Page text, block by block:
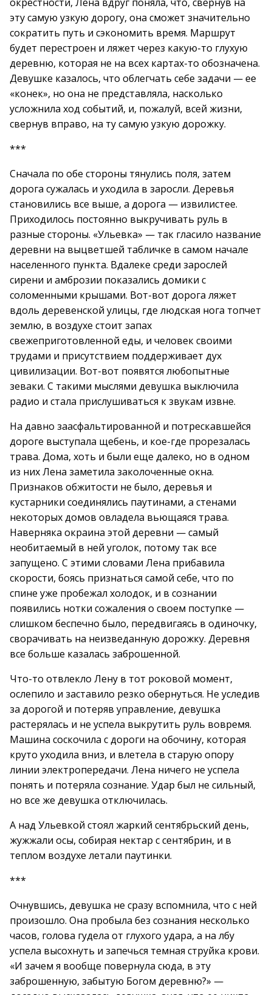
эту самую узкую дорогу, она сможет значительно
сократить путь и сэкономить время. Маршрут
будет перестроен и ляжет через какую-то глухую
деревню, которая не на всех картах-то обозначена.
Девушке казалось, что облегчать себе задачи — ее
«конек», но она не представляла, насколько
усложнила ход событий, и, пожалуй, всей жизни,
свернув вправо, на ту самую узкую дорожку.
***
Сначала по обе стороны тянулись поля, затем
дорога сужалась и уходила в заросли. Деревья
становились все выше, а дорога — извилистее.
Приходилось постоянно выкручивать руль в
разные стороны. «Ульевка» — так гласило название
деревни на выцветшей табличке в самом начале
населенного пункта. Вдалеке среди зарослей
сирени и амброзии показались домики с
соломенными крышами. Вот-вот дорога ляжет
вдоль деревенской улицы, где людская нога топчет
землю, в воздухе стоит запах
свежеприготовленной еды, и человек своими
трудами и присутствием поддерживает дух
цивилизации. Вот-вот появятся любопытные
зеваки. С такими мыслями девушка выключила
радио и стала прислушиваться к звукам извне.
На давно заасфальтированной и потрескавшейся
дороге выступала щебень, и кое-где прорезалась
трава. Дома, хоть и были еще далеко, но в одном
из них Лена заметила заколоченные окна.
Признаков обжитости не было, деревья и
кустарники соединялись паутинами, а стенами
некоторых домов овладела вьющаяся трава.
Наверняка окраина этой деревни — самый
необитаемый в ней уголок, потому так все
запущено. С этими словами Лена прибавила
скорости, боясь признаться самой себе, что по
спине уже пробежал холодок, и в сознании
появились нотки сожаления о своем поступке —
слишком беспечно было, передвигаясь в одиночку,
сворачивать на неизведанную дорожку. Деревня
все больше казалась заброшенной.
Что-то отвлекло Лену в тот роковой момент,
ослепило и заставило резко обернуться. Не уследив
за дорогой и потеряв управление, девушка
растерялась и не успела выкрутить руль вовремя.
Машина соскочила с дороги на обочину, которая
круто уходила вниз, и влетела в старую опору
линии электропередачи. Лена ничего не успела
понять и потеряла сознание. Удар был не сильный,
но все же девушка отключилась.
А над Ульевкой стоял жаркий сентябрьский день,
жужжали осы, собирая нектар с сентябрин, и в
теплом воздухе летали паутинки.
***
Очнувшись, девушка не сразу вспомнила, что с ней
произошло. Она пробыла без сознания несколько
часов, голова гудела от глухого удара, а на лбу
успела высохнуть и запечься темная струйка крови.
«И зачем я вообще повернула сюда, в эту
заброшенную, забытую Богом деревню?» —